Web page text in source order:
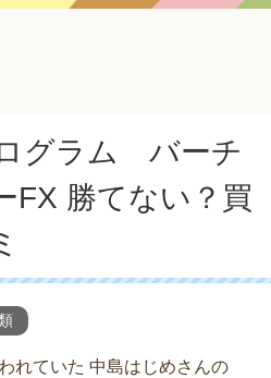
グラム バーチ
FX 勝てない？買
れていた 中島はじめさんの